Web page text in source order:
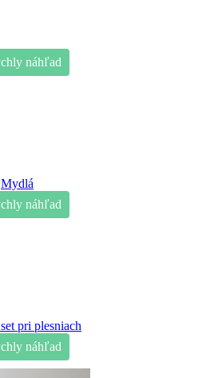
náhľad
Mydlá
náhľad
pri plesniach
náhľad